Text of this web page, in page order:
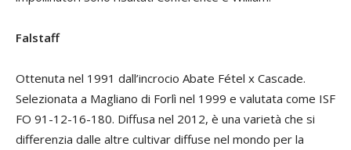
Falstaff
Ottenuta nel 1991 dall’incrocio Abate Fétel x Cascade.
Selezionata a Magliano di Forlì nel 1999 e valutata come ISF
FO 91-12-16-180. Diffusa nel 2012, è una varietà che si
differenzia dalle altre cultivar diffuse nel mondo per la